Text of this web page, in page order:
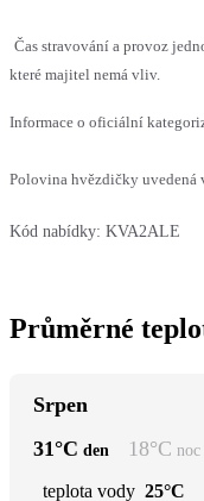
Čas stravování a provoz
které majitel nemá vliv.
Informace o oficiální
Polovina hvězdičky uvedená
Kód nabídky: KVA2ALE
Průměrné
Srpen
31°C den 18°C noc
teplota vody 25°C